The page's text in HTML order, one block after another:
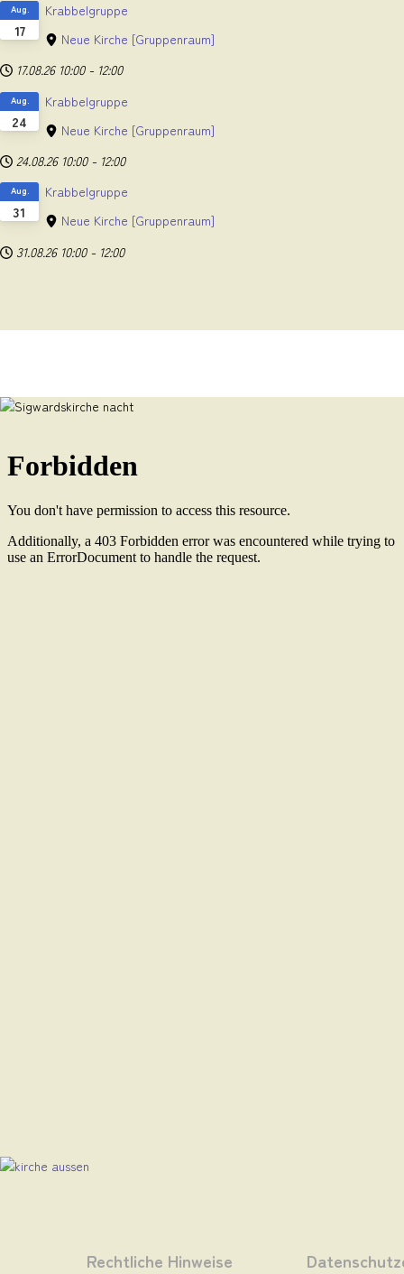
17
Aug.
Krabbelgruppe
Neue Kirche [Gruppenraum]
17.08.26 10:00 - 12:00
24
Aug.
Krabbelgruppe
Neue Kirche [Gruppenraum]
24.08.26 10:00 - 12:00
31
Aug.
Krabbelgruppe
Neue Kirche [Gruppenraum]
31.08.26 10:00 - 12:00
Rechtliche Hinweise Datenschutz